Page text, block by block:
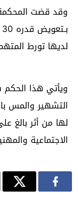
وقد قضت
لديها تورط
ويأتي هذا
التشهير والمس
لها من أثر بالغ
الاجتماعية